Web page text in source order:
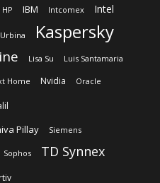
HP IBM Intcomex Intel
Kaspersky
Lisa Su Luis Santamaria
Home Nvidia Oracle
Pillay Siemens
Sophos TD Synnex